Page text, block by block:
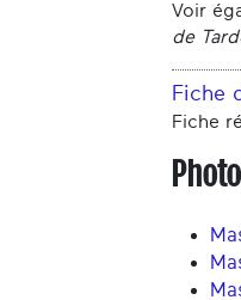
Voir
de
Fiche
Fiche